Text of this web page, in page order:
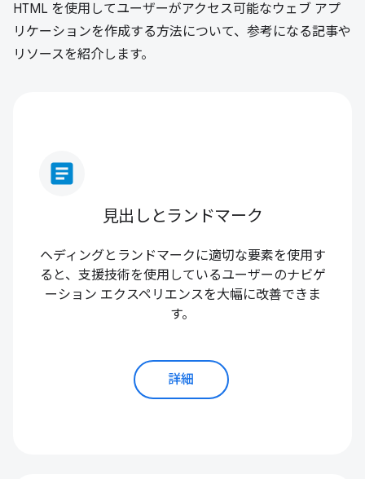
HTML を使用してユーザーがアクセス可能なウェブ アプ
リケーションを作成する方法について、参考になる記事や
リソースを紹介します。
article
見出しとランドマーク
ヘディングとランドマークに適切な要素を使用す
ると、支援技術を使用しているユーザーのナビゲ
ーション エクスペリエンスを大幅に改善できま
す。
詳細